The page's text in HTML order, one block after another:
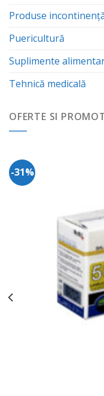
Produse
Puericultură
Suplimente
Tehnică medicală
OFERTE SI
-31%